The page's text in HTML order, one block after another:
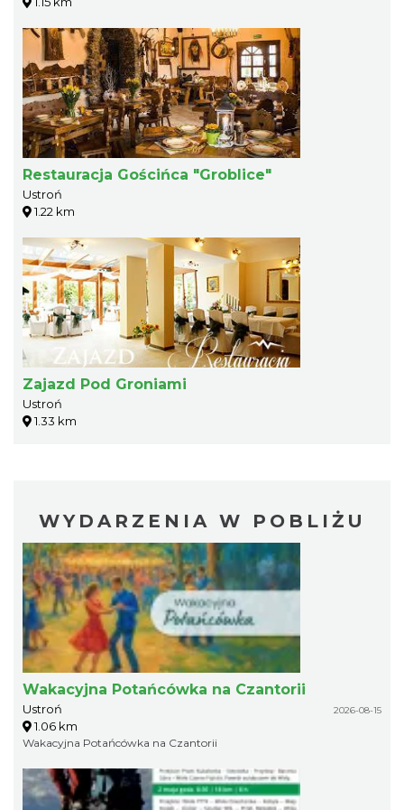
Restauracja Gościńca "Groblice"
Ustroń
1.22 km
Zajazd Pod Groniami
Ustroń
1.33 km
WYDARZENIA W POBLIŻU
Wakacyjna Potańcówka na Czantorii
Ustroń 2026-08-15
1.06 km
Wakacyjna Potańcówka na Czantorii